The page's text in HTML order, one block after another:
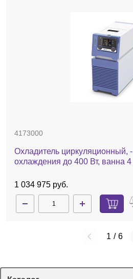
4173000
Охладитель циркуляционный,
охлаждения до 400 Вт, ванна 4
1 034 975 руб.
1 / 6